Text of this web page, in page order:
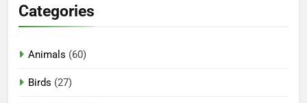
Categories
Animals (60)
Birds (27)